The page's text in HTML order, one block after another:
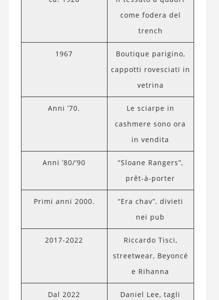
come fodera del
trench
1967
Boutique parigino,
cappotti rovesciati in
vetrina
Anni ’70.
Le sciarpe in
cashmere sono ora
in vendita
Anni ’80/’90
“Sloane Rangers”,
prêt-à-porter
Primi anni 2000.
“Era chav”, divieti
nei pub
2017-2022
Riccardo Tisci,
streetwear, Beyoncé
e Rihanna
Dal 2022
Daniel Lee, tagli